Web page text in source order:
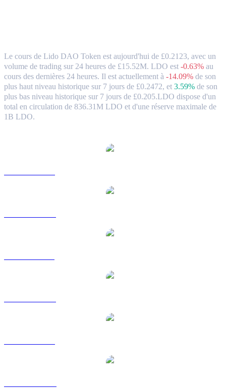
Le cours de Lido DAO Token est aujourd'hui de £0.2123, avec un
volume de trading sur 24 heures de £15.52M. LDO est -0.63% au
cours des dernières 24 heures. Il est actuellement à -14.09% de son
plus haut niveau historique sur 7 jours de £0.2472, et 3.59% de son
plus bas niveau historique sur 7 jours de £0.205.LDO dispose d'un
total en circulation de 836.31M LDO et d'une réserve maximale de
1B LDO.